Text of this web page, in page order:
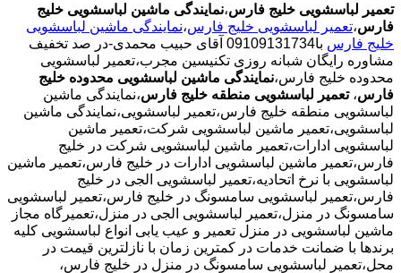
تعمیر لباسشویی خلیج فارس،نمایندگی ماشین لباسشویی خلیج
فارس،تعمیر لباسشویی خلیج فارس،نمایندگی ماشین لباسشویی
خلیج فارس
با09109131734 آقای حبیب محمدی-در صد تخفیف
مشاوره رایگان شبانه روزی تکنیسین مجرب،تعمیر لباسشویی
محدوده خلیج فارس،نمایندگی ماشین لباسشویی محدوده خلیج
فارس، تعمیر لباسشویی منطقه خلیج فارس،نمایندگی ماشین
لباسشویی منطقه خلیج فارس،تعمیر لباسشویی،نمایندگی ماشین
لباسشویی،تعمیر ماشین لباسشویی شرکت،تعمیر ماشین
لباسشویی ادارات،تعمیر ماشین لباسشویی شرکت در خلیج
فارس،تعمیر ماشین لباسشویی ادارات در خلیج فارس،تعمیر ماشین
لباسشویی با نرخ اتحادیه،تعمیر لباسشویی الجی در خلیج
فارس،تعمیر لباسشویی سامسونگ در خلیج فارس،تعمیر لباسشویی
سامسونگ در منزل،تعمیر لباسشویی الجی در منزل،تعمیرگاه مجاز
ماشین لباسشویی در منزل تعمیر و عیب یابی انواع لباسشویی کلیه
برندها با ضمانت خدمات در کمترین زمان با نازلترین قیمت در
محل،تعمیر لباسشویی سامسونگ در منزل در خلیج فارس،